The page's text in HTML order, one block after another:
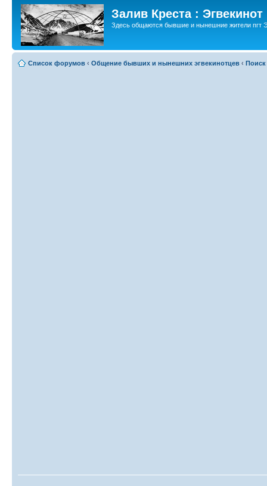
Залив Креста : Эгвекинот
Здесь общаются бывшие и нынешние жители пгт
Список форумов ‹ Общение бывших и нынешних эгвекинотцев ‹ Поиск